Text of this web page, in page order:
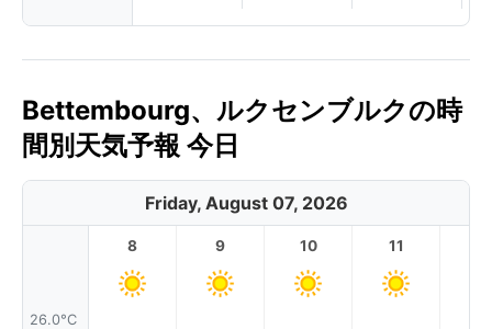
Bettembourg、ルクセンブルクの時
間別天気予報 今日
Friday, August 07, 2026
26.0°C
8 9 10 11